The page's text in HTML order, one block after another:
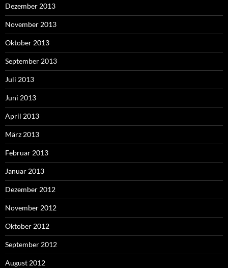
Dezember 2013
November 2013
Oktober 2013
September 2013
Juli 2013
Juni 2013
April 2013
März 2013
Februar 2013
Januar 2013
Dezember 2012
November 2012
Oktober 2012
September 2012
August 2012